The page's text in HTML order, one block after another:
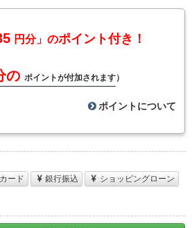
円分」のポイント付き！
の ポイントが付加されます）
ポイントについて
ード 銀行振込
ショッピングローン